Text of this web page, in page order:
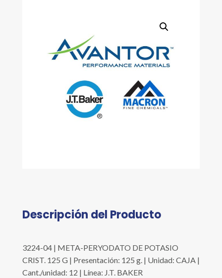
Descripción del Producto
3224-04 | META-PERYODATO DE POTASIO
CRIST. 125 G | Presentación: 125 g. | Unidad: CAJA |
Cant./unidad: 12 | Línea: J.T. BAKER